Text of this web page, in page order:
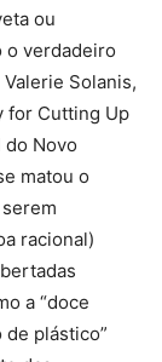
ou
o verdadeiro
Solanis,
for Cutting Up
Novo
matou o
racional)
a “doce
de plástico”